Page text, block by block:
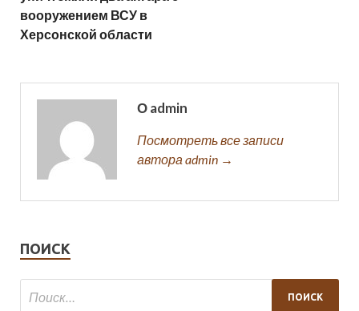
вооружением ВСУ в
Херсонской области
О admin
Посмотреть все записи
автора admin →
ПОИСК